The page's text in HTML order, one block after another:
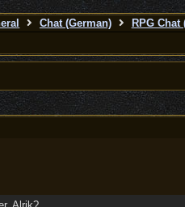
Chat (German) RPG Chat